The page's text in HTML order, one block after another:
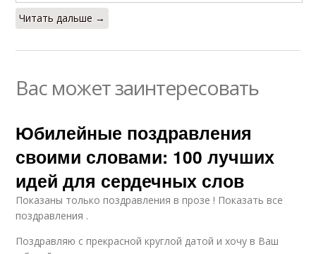
Читать дальше →
Вас может заинтересовать
Юбилейные поздравления
своими словами: 100 лучших
идей для сердечных слов
Показаны только поздравления в прозе ! Показать все
поздравления .
Поздравляю с прекрасной круглой датой и хочу в Ваш